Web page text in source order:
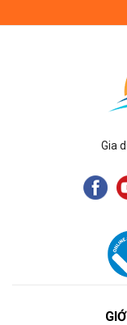
Gia